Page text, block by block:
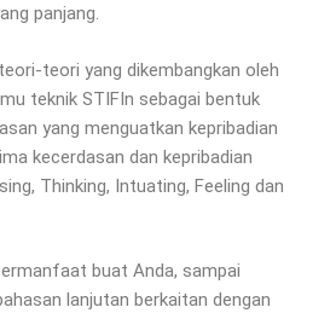
panjang.
teori yang dikembangkan oleh
teknik STIFIn sebagai bentuk
yang menguatkan kepribadian
kecerdasan dan kepribadian
Thinking, Intuating, Feeling dan
buat Anda, sampai
lanjutan berkaitan dengan